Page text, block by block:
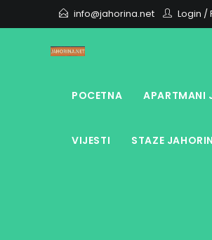
to
info@jahorina.net Login /
POCETNA APARTMANI
VIJESTI STAZE